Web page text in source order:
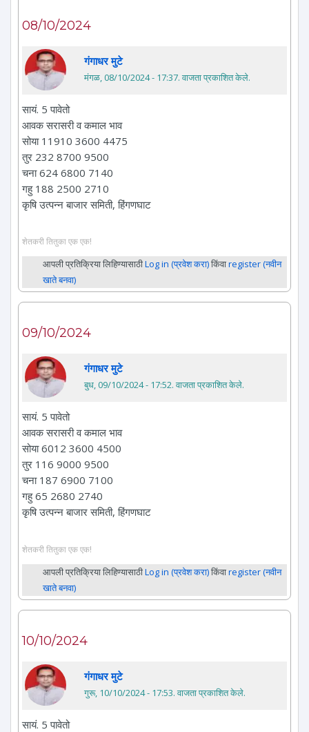
08/10/2024
गंगाधर मुटे
मंगळ, 08/10/2024 - 17:37. वाजता प्रकाशित केले.
सायं. 5 पावेतो
आवक सरासरी व कमाल भाव
सोया 11910 3600 4475
तुर 232 8700 9500
चना 624 6800 7140
गहु 188 2500 2710
कृषि उत्पन्न बाजार समिती, हिंगणघाट
शेतकरी तितुका एक एक!
आपली प्रतिक्रिया लिहिण्यासाठीLog in (प्रवेश करा)किंवाregister (नवीन
खाते बनवा)
09/10/2024
गंगाधर मुटे
बुध, 09/10/2024 - 17:52. वाजता प्रकाशित केले.
सायं. 5 पावेतो
आवक सरासरी व कमाल भाव
सोया 6012 3600 4500
तुर 116 9000 9500
चना 187 6900 7100
गहु 65 2680 2740
कृषि उत्पन्न बाजार समिती, हिंगणघाट
शेतकरी तितुका एक एक!
आपली प्रतिक्रिया लिहिण्यासाठीLog in (प्रवेश करा)किंवाregister (नवीन
खाते बनवा)
10/10/2024
गंगाधर मुटे
गुरू, 10/10/2024 - 17:53. वाजता प्रकाशित केले.
सायं. 5 पावेतो